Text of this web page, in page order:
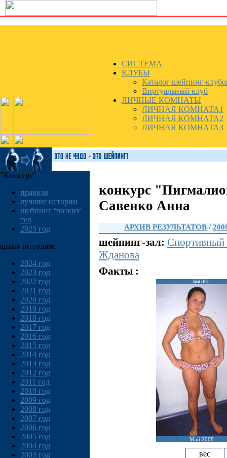
СИСТЕМА
КЛУБЫ
Каталог шейпинг-
Виртуальный клуб
ЛИЧНЫЕ КОМНАТЫ
ЛИЧНАЯ КОМНАТА1
ЛИЧНАЯ КОМНАТА2
ЛИЧНАЯ КОМНАТА3
"Конкурс"
правила
лучшие истории
шейпинг 'тонких'
тел
2025 год
архив по годам:
2024 год
2023 год
2022 год
2021 год
2020 год
2019 год
2018 год
2017 год
2016 год
2015 год
2014 год
2013 год
2012 год
2011 год
2010 год
2009 год
2008 год
2007 год
2006 год
2005 год
2004 год
2003 год
конкурс
Савенко Анна
АРХИВ РЕЗУЛЬТАТОВ /
шейпинг-зал:
Жданова
Факты :
БЫЛО :
Май 2008
вес